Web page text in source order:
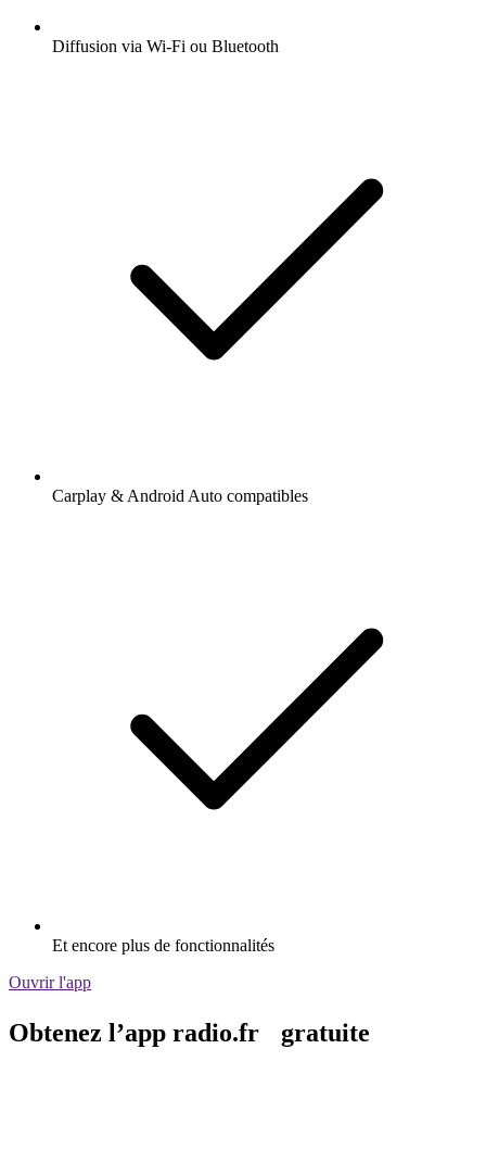
Diffusion via Wi-Fi ou Bluetooth
Carplay & Android Auto compatibles
Et encore plus de fonctionnalités
Ouvrir l'app
Obtenez l’app radio.fr gratuite